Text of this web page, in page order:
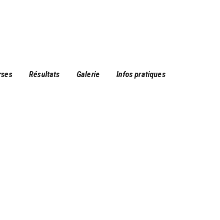
Résultats Galerie Infos pratiques